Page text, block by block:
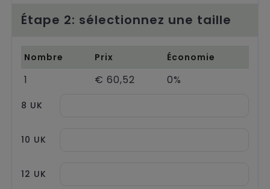
Étape 2: sélectionnez une taille
Nombre Prix Économie
1 € 60,52 0%
8 UK
10 UK
12 UK